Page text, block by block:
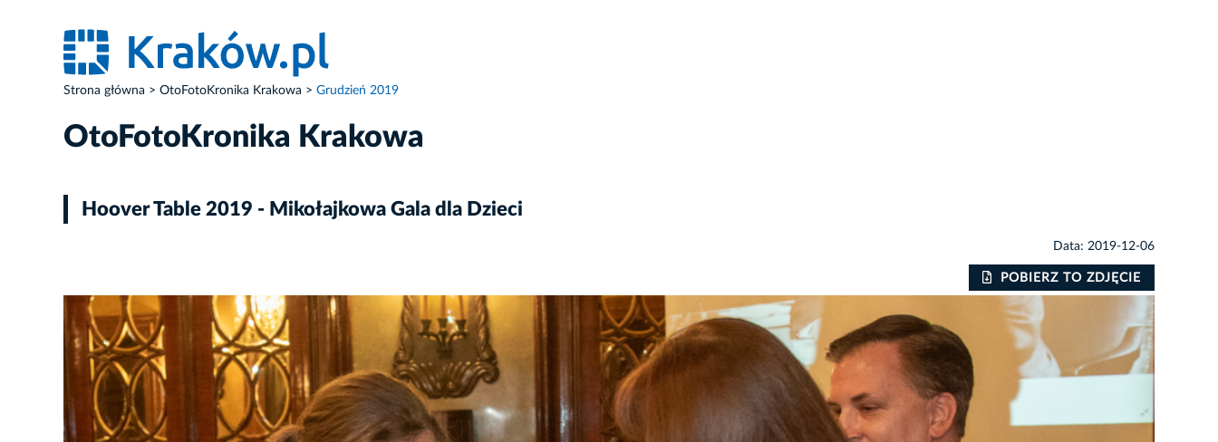
Strona główna OtoFotoKronika Krakowa Grudzień 2019
OtoFotoKronika Krakowa
Hoover Table 2019 - Mikołajkowa Gala dla Dzieci
Data: 2019-12-06
POBIERZ TO ZDJĘCIE